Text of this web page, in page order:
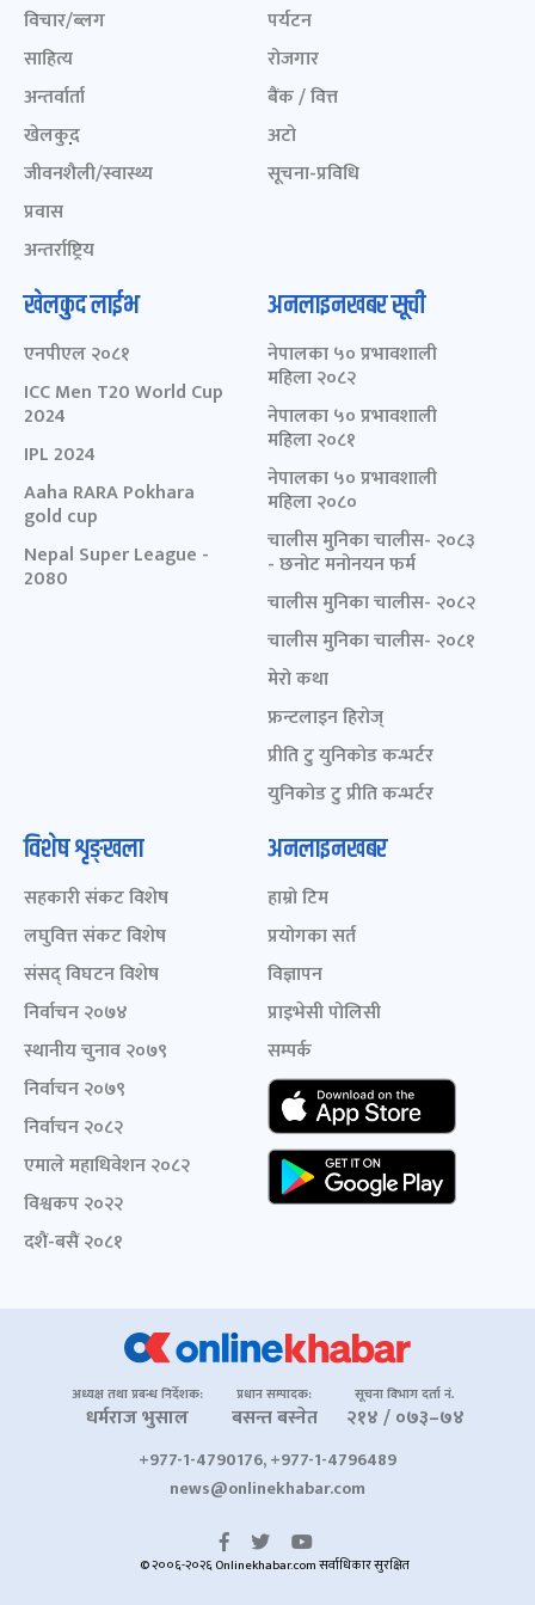
विचार/ब्लग
साहित्य
अन्तर्वार्ता
खेलकुद़़
जीवनशैली/स्वास्थ्य
प्रवास
अन्तर्राष्ट्रिय
पर्यटन
रोजगार
बैंक / वित्त
अटो
सूचना-प्रविधि
खेलकुद लाईभ
एनपीएल २०८१
ICC Men T20 World Cup
2024
IPL 2024
Aaha RARA Pokhara
gold cup
Nepal Super League -
2080
अनलाइनखबर सूची
नेपालका ५० प्रभावशाली
महिला २०८२
नेपालका ५० प्रभावशाली
महिला २०८१
नेपालका ५० प्रभावशाली
महिला २०८०
चालीस मुनिका चालीस- २०८३
- छनोट मनोनयन फर्म
चालीस मुनिका चालीस- २०८२
चालीस मुनिका चालीस- २०८१
मेरो कथा
फ्रन्टलाइन हिरोज्
प्रीति टु युनिकोड कन्भर्टर
युनिकोड टु प्रीति कन्भर्टर
विशेष शृङ्खला
सहकारी संकट विशेष
लघुवित्त संकट विशेष
संसद् विघटन विशेष
निर्वाचन २०७४
स्थानीय चुनाव २०७९
निर्वाचन २०७९
निर्वाचन २०८२
एमाले महाधिवेशन २०८२
विश्वकप २०२२
दशैं-बसैं २०८१
अनलाइनखबर
हाम्रो टिम
प्रयोगका सर्त
विज्ञापन
प्राइभेसी पोलिसी
सम्पर्क
अध्यक्ष तथा प्रबन्ध निर्देशक:
धर्मराज भुसाल
प्रधान सम्पादक:
बसन्त बस्नेत
सूचना विभाग दर्ता नं.
२१४ / ०७३–७४
+977-1-4790176, +977-1-4796489
news@onlinekhabar.com
© २००६-२०२६ Onlinekhabar.com सर्वाधिकार सुरक्षित